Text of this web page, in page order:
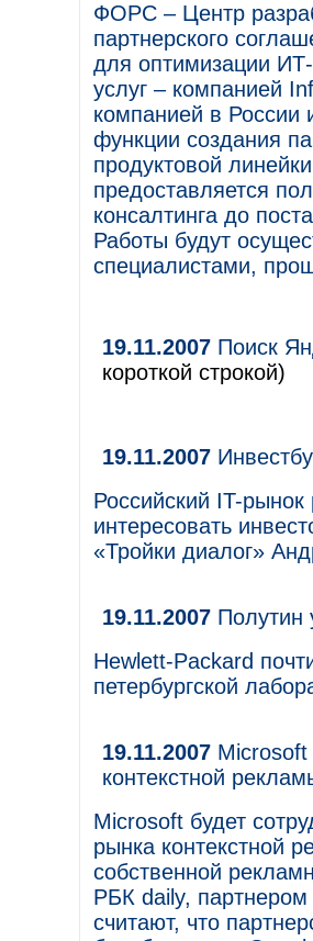
ФОРС – Центр
партнерского
для оптимизации
услуг – компанией
компанией в России
функции создания
продуктовой
предоставляется
консалтинга до
Работы будут
специалистами,
19.11.2007 Поиск
короткой строкой)
19.11.2007
Российский IT-
интересовать
«Тройки диалог»
19.11.2007 Полутин
Hewlett-Packard
петербургской
19.11.2007
контекстной
Microsoft будет
рынка контекстной
собственной
РБК daily, партнером
считают, что